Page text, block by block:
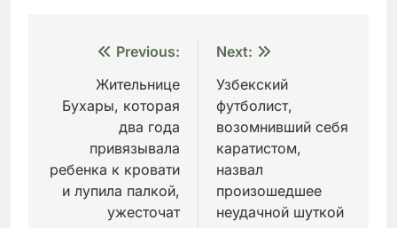
Навигация
записям
Previous:
Жительнице
Бухары, которая
два года
привязывала
ребенка к кровати
и лупила палкой,
ужесточат
Next:
Узбекский
футболист,
возомнивший себя
каратистом,
назвал
произошедшее
неудачной шуткой